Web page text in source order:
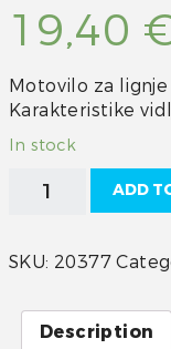
19,40
Motovilo za
Karakteristike
In stock
Motovilo
niz
kurent
ADD
SKU: 20377
Description